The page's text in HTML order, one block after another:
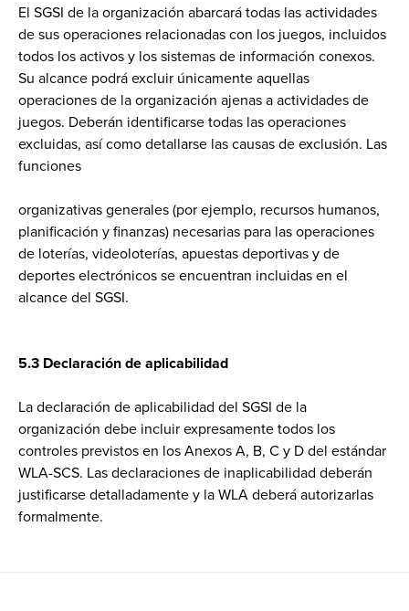
El SGSI de la organización abarcará todas las actividades
de sus operaciones relacionadas con los juegos, incluidos
todos los activos y los sistemas de información conexos.
Su alcance podrá excluir únicamente aquellas
operaciones de la organización ajenas a actividades de
juegos. Deberán identificarse todas las operaciones
excluidas, así como detallarse las causas de exclusión. Las
funciones
organizativas generales (por ejemplo, recursos humanos,
planificación y finanzas) necesarias para las operaciones
de loterías, videoloterías, apuestas deportivas y de
deportes electrónicos se encuentran incluidas en el
alcance del SGSI.
5.3 Declaración de aplicabilidad
La declaración de aplicabilidad del SGSI de la
organización debe incluir expresamente todos los
controles previstos en los Anexos A, B, C y D del estándar
WLA-SCS. Las declaraciones de inaplicabilidad deberán
justificarse detalladamente y la WLA deberá autorizarlas
formalmente.